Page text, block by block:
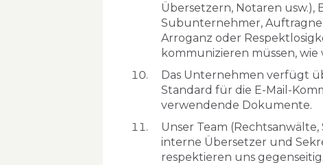
Übersetzern, Notaren
Subunternehmer,
Arroganz oder
kommunizieren müssen,
Das Unternehmen verfügt
Standard für die E-Mail-
verwendende Dokumente.
Unser Team
interne Übersetzer und
respektieren uns